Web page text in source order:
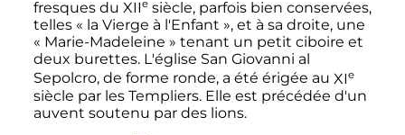
fresques du XIIe siècle, parfois bien conservées,
telles « la Vierge à l'Enfant », et à sa droite, une
« Marie-Madeleine » tenant un petit ciboire et
deux burettes. L'église San Giovanni al
Sepolcro, de forme ronde, a été érigée au XIe
siècle par les Templiers. Elle est précédée d'un
auvent soutenu par des lions.